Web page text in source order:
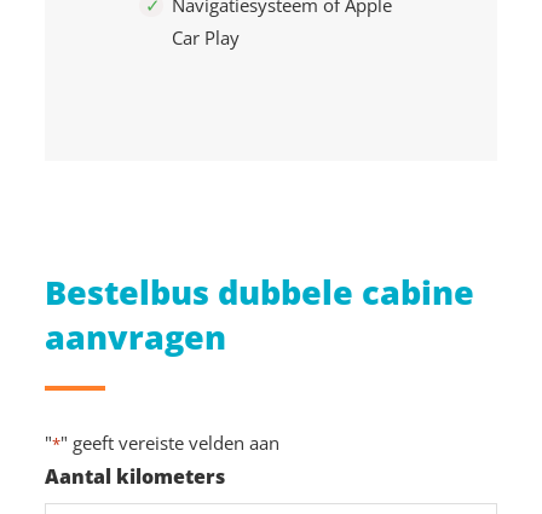
Navigatiesysteem of Apple
Car Play
Bestelbus dubbele cabine
aanvragen
"*" geeft vereiste velden aan
Aantal kilometers